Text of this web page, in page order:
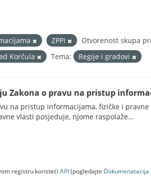
ZPPI Otvorenost skupa
Korčula Tema: Regije i gradovi
Zakona o pravu na pristup
na pristup informacijama, fizičke i
vlasti posjeduje, njome raspolaže...
registru koristeći API(pogledajte Dokumenаtаcijа